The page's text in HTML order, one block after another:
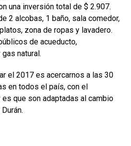
una inversión total de $ 2.907.
2 alcobas, 1 baño, sala comedor,
zona de ropas y lavadero.
de acueducto,
natural.
el 2017 es acercarnos a las 30
en todos el país, con el
que son adaptadas al cambio